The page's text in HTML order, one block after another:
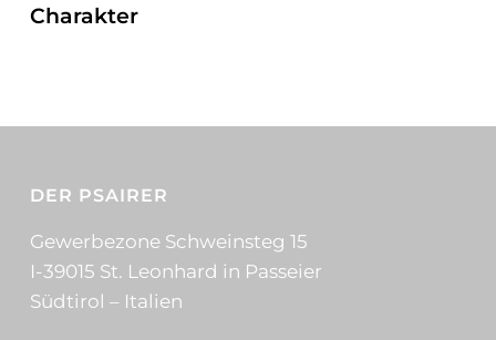
Charakter
DER PSAIRER
Gewerbezone Schweinsteg 15
I-39015 St. Leonhard in Passeier
Südtirol – Italien